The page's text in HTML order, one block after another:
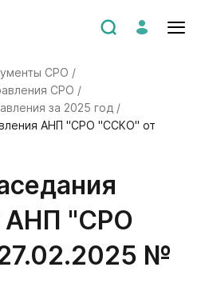
СРО /
СРО /
за 2025 год /
АНП "СРО "ССКО" от
АНП "СРО
№